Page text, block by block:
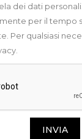
dei dati
per il tempo
Per qualsiasi
INVIA